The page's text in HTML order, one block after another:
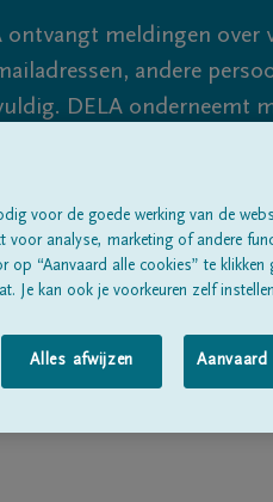
ontvangt meldingen over
andere
DELA onderneemt
dus blijf waakzaam.
Alle rouwberichten Over ons
voor de goede werking van de
analyse, marketing of andere
“Aanvaard alle cookies” te klikken
Je kan ook je voorkeuren zelf
Alles afwijzen